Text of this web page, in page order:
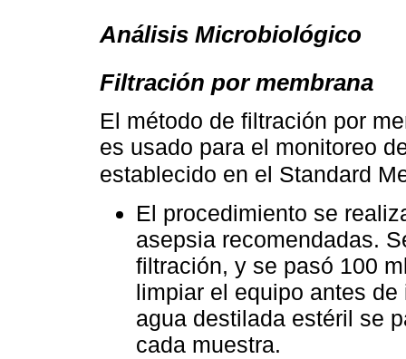
Análisis Microbiológico
Filtración por membrana
El método de filtración por
es usado para el monitoreo
establecido en el Standard
El procedimiento se
asepsia recomendadas.
filtración, y se pasó 100
limpiar el equipo antes
agua destilada estéril se
cada muestra.